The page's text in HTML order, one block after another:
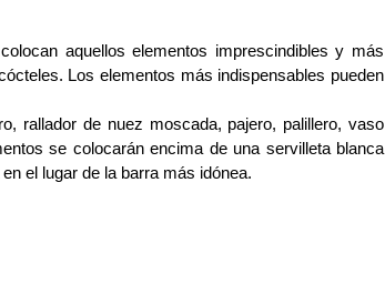
aquellos elementos imprescindibles y más
Los elementos más indispensables pueden
rallador de nuez moscada, pajero, palillero, vaso
se colocarán encima de una servilleta blanca
el lugar de la barra más idónea.